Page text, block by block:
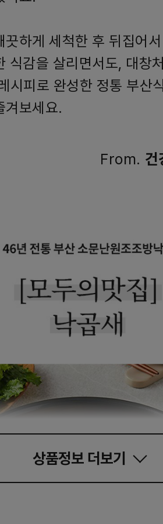
끗하게 세척한 후 뒤집어
식감을 살리면서도, 대창
시피로 완성한 정통 부산
겨보세요.
From. 건
상품정보 더보기